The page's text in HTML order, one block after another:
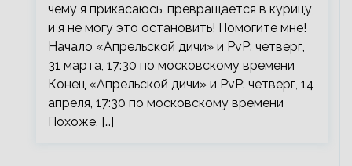
чему я прикасаюсь, превращается в курицу,
и я не могу это остановить! Помогите мне!
Начало «Апрельской дичи» и PvP: четверг,
31 марта, 17:30 по московскому времени
Конец «Апрельской дичи» и PvP: четверг, 14
апреля, 17:30 по московскому времени
Похоже, […]